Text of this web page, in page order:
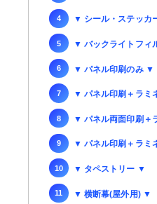
▼ シール・ステッカ
▼ バックライトフィ
▼ パネル印刷のみ ▼
▼ パネル印刷＋ラミ
▼ パネル両面印刷＋
▼ パネル印刷＋ラミ
▼ タペストリー ▼
▼ 横断幕(屋外用) ▼